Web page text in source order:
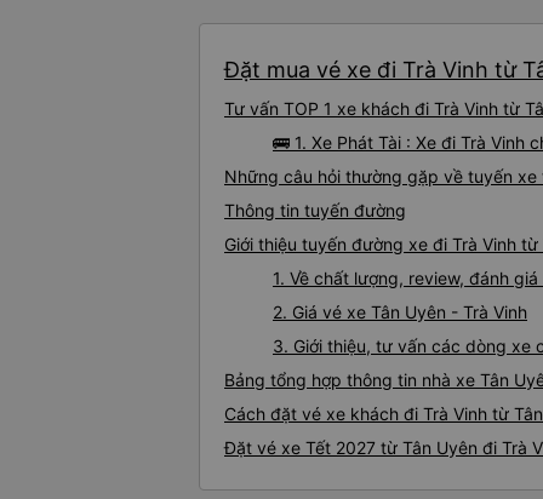
Đặt mua vé xe đi Trà Vinh từ
Tư vấn TOP 1 xe khách đi Trà Vinh từ
🚌 1. Xe Phát Tài : Xe đi Trà Vinh
Những câu hỏi thường gặp về tuyến xe
Thông tin tuyến đường
Giới thiệu tuyến đường xe đi Trà Vinh từ
1. Về chất lượng, review, đánh
2. Giá vé xe Tân Uyên - Trà Vinh
3. Giới thiệu, tư vấn các dòng xe
Bảng tổng hợp thông tin nhà xe Tân
Cách đặt vé xe khách đi Trà Vinh từ
Đặt vé xe Tết 2027 từ Tân Uyên đi Trà